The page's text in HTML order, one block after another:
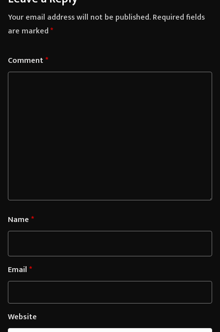
Your email address will not be published.Required fields
are marked*
Comment*
Name*
Email*
Website